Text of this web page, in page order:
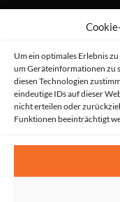
Um ein optimales Erlebnis
um Geräteinformationen zu
diesen Technologien
eindeutige IDs auf dieser
nicht erteilen oder
Funktionen beeinträchtigt
Barrierefreiheit
Mobile Lösungen
Unternehmen
Referenzen
Aktuelles
© HeiReS GmbH